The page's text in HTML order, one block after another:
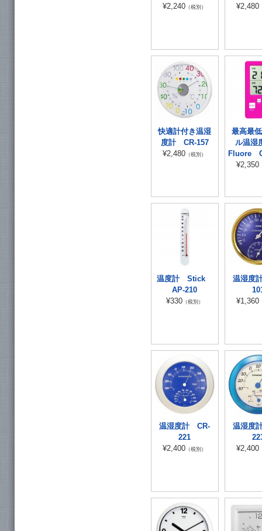
¥2,240 （税別）
¥2,480
快適計付き温湿
度計 CR-157
¥2,480 （税別）
最高最
ル温
Fluore
¥2,350
温度計 Stick
AP-210
¥330（税別）
温湿度
¥1,360
温湿度計 CR-
221
¥2,400 （税別）
温湿度
¥2,400